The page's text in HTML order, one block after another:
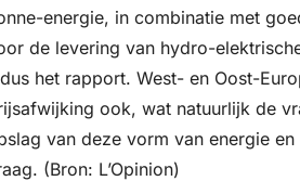
energie, in combinatie met
de levering van hydro-
het rapport. West- en Oost-
ook, wat natuurlijk de
van deze vorm van energie
(Bron: L’Opinion)